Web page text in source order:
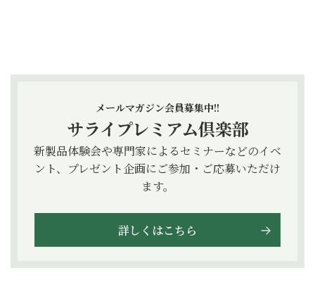
メールマガジン会員募集中!!
サライプレミアム倶楽部
新製品体験会や専門家によるセミナーなどのイベ
ント、プレゼント企画にご参加・ご応募いただけ
ます。
詳しくはこちら